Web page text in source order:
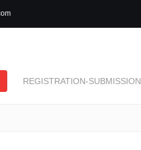
REGISTRATION-SUBMISSION